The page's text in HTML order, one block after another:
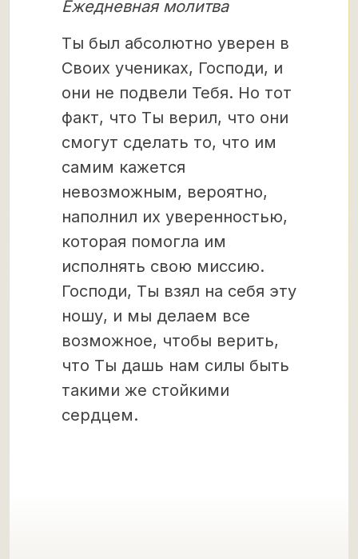
Ежедневная молитва
Ты был абсолютно уверен в
Своих учениках, Господи, и
они не подвели Тебя. Но тот
факт, что Ты верил, что они
смогут сделать то, что им
самим кажется
невозможным, вероятно,
наполнил их уверенностью,
которая помогла им
исполнять свою миссию.
Господи, Ты взял на себя эту
ношу, и мы делаем все
возможное, чтобы верить,
что Ты дашь нам силы быть
такими же стойкими
сердцем.